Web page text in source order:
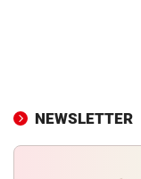
NEWSLETTER